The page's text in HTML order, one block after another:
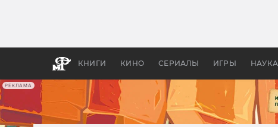
РЕКЛАМА
КНИГИ КИНО СЕРИАЛЫ ИГРЫ НАУКА